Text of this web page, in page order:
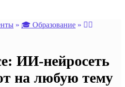
» 🎓 Образование » ✍🏻
ИИ-нейросеть
на любую тему